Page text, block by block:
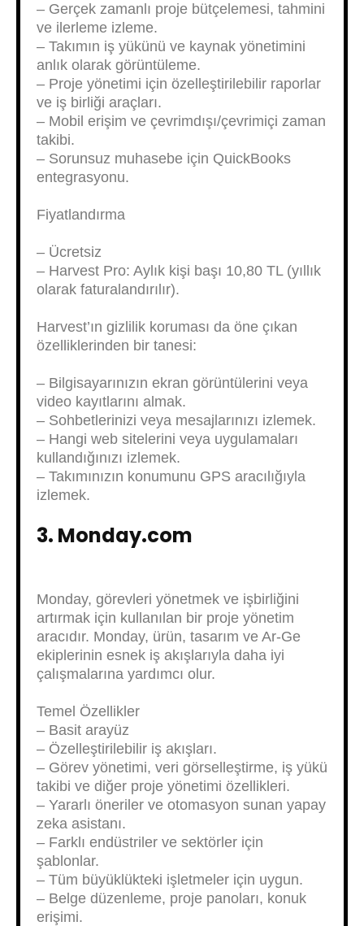
– Gerçek zamanlı proje bütçelemesi, tahmini
ve ilerleme izleme.
– Takımın iş yükünü ve kaynak yönetimini
anlık olarak görüntüleme.
– Proje yönetimi için özelleştirilebilir raporlar
ve iş birliği araçları.
– Mobil erişim ve çevrimdışı/çevrimiçi zaman
takibi.
– Sorunsuz muhasebe için QuickBooks
entegrasyonu.
Fiyatlandırma
– Ücretsiz
– Harvest Pro: Aylık kişi başı 10,80 TL (yıllık
olarak faturalandırılır).
Harvest’ın gizlilik koruması da öne çıkan
özelliklerinden bir tanesi:
– Bilgisayarınızın ekran görüntülerini veya
video kayıtlarını almak.
– Sohbetlerinizi veya mesajlarınızı izlemek.
– Hangi web sitelerini veya uygulamaları
kullandığınızı izlemek.
– Takımınızın konumunu GPS aracılığıyla
izlemek.
3. Monday.com
Monday, görevleri yönetmek ve işbirliğini
artırmak için kullanılan bir proje yönetim
aracıdır. Monday, ürün, tasarım ve Ar-Ge
ekiplerinin esnek iş akışlarıyla daha iyi
çalışmalarına yardımcı olur.
Temel Özellikler
– Basit arayüz
– Özelleştirilebilir iş akışları.
– Görev yönetimi, veri görselleştirme, iş yükü
takibi ve diğer proje yönetimi özellikleri.
– Yararlı öneriler ve otomasyon sunan yapay
zeka asistanı.
– Farklı endüstriler ve sektörler için
şablonlar.
– Tüm büyüklükteki işletmeler için uygun.
– Belge düzenleme, proje panoları, konuk
erişimi.